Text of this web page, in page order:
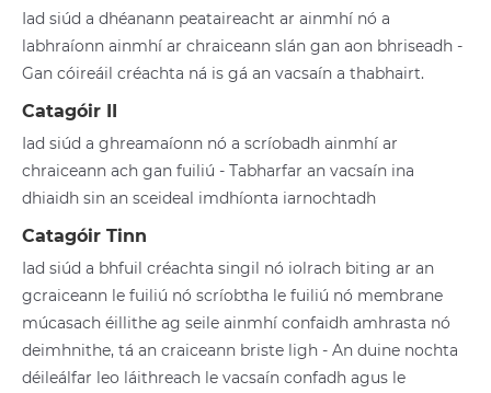
Iad siúd a dhéanann peataireacht ar ainmhí nó a
labhraíonn ainmhí ar chraiceann slán gan aon bhriseadh -
Gan cóireáil créachta ná is gá an vacsaín a thabhairt.
Catagóir II
Iad siúd a ghreamaíonn nó a scríobadh ainmhí ar
chraiceann ach gan fuiliú - Tabharfar an vacsaín ina
dhiaidh sin an sceideal imdhíonta iarnochtadh
Catagóir Tinn
Iad siúd a bhfuil créachta singil nó iolrach biting ar an
gcraiceann le fuiliú nó scríobtha le fuiliú nó membrane
múcasach éillithe ag seile ainmhí confaidh amhrasta nó
deimhnithe, tá an craiceann briste ligh - An duine nochta
déileálfar leo láithreach le vacsaín confadh agus le